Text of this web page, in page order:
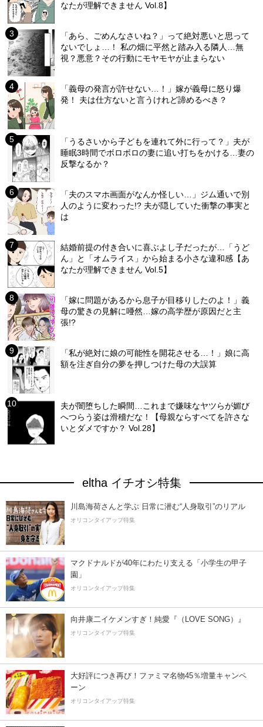
なたが理解できません Vol.8】
「あら、ごめんなさいね？」って絶対悪いと思って
ないでしょ…！ 私の畑に平然と踏み入る隣人…無
視？悪意？その行動にモヤモヤが止まらない
「義母の発言が許せない…！」嫁が義母に怒り爆
発！ 夫は仕方ないと言うけれど諦めるべき？
「うるさいから子どもを連れて外に行って？」夫が
睡眠3時間でボロボロの妻に追い打ちをかける…妻の
反撃なるか？
「夫のスマホ画面がなんか怪しい…」ジム通いで別
人のように変わった!? 夫が隠していた衝撃の事実と
は
結婚前提の付き合いに喜ぶよし子だったが…「うど
ん」と「オムライス」から始まる小さな違和感【あ
なたが理解できません Vol.5】
「嫁に問題があるから息子が目移りしたのよ！」義
母の驚きの見解に唖然…嫁の高学歴が原因だと主
張!?
「私が絶対に娘の可能性を開花させる…！」娘に高
額を注ぎ自分の夢を押しつけた母の大誤算
夫が闇堕ちした瞬間…これまで嫌味なヤツらが媚び
へつらう姿は滑稽だな！【母親ならすべてを許さな
いとダメですか？ Vol.28】
eltha イチオシ特集
川島海荷さんと学ぶ 日常に潜む“人身取引”のリアル
オリコンタイアップ特集
マクドナルドが40年にわたり支える「小学生の甲子
園」
オリコンタイアップ特集
向井康二イケメンすぎ！純愛『（LOVE SONG）』
オリコンタイアップ特集
大好評につき再び！ファミマ名物45％増量キャンペ
ーン
オリコンタイアップ特集